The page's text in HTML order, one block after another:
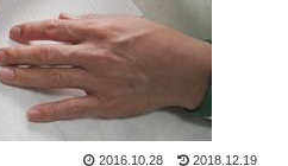
2016.10.28 2018.12.19